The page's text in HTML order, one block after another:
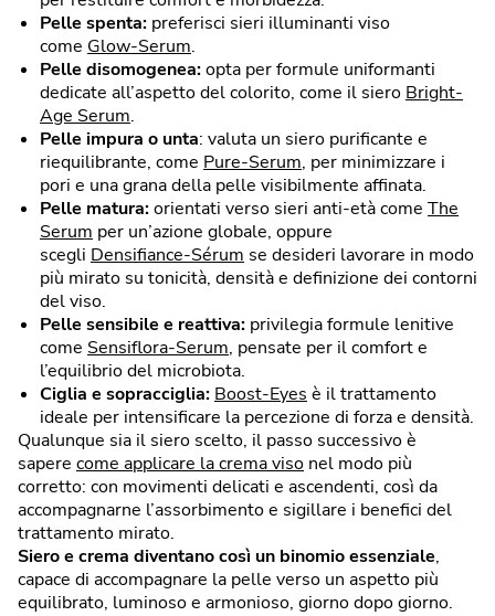
Pelle spenta: preferisci sieri illuminanti viso
come Glow-Serum.
Pelle disomogenea:opta per formule uniformanti
dedicate all’aspetto del colorito, come il siero Bright-
Age Serum.
Pelle impura o unta: valuta un siero purificante e
riequilibrante, come Pure-Serum, per minimizzare i
pori e una grana della pelle visibilmente affinata.
Pelle matura:orientati verso sieri anti-età come The
Serum per un’azione globale, oppure
scegli Densifiance-Sérum se desideri lavorare in modo
più mirato su tonicità, densità e definizione dei contorni
del viso.
Pelle sensibile e reattiva: privilegia formule lenitive
come Sensiflora-Serum, pensate per il comfort e
l’equilibrio del microbiota.
Ciglia e sopracciglia: Boost-Eyes è il trattamento
ideale per intensificare la percezione di forza e densità.
Qualunque sia il siero scelto, il passo successivo è
sapere come applicare la crema viso nel modo più
corretto: con movimenti delicati e ascendenti, così da
accompagnarne l’assorbimento e sigillare i benefici del
trattamento mirato.
Siero e crema diventano così un binomio essenziale,
capace di accompagnare la pelle verso un aspetto più
equilibrato, luminoso e armonioso, giorno dopo giorno.